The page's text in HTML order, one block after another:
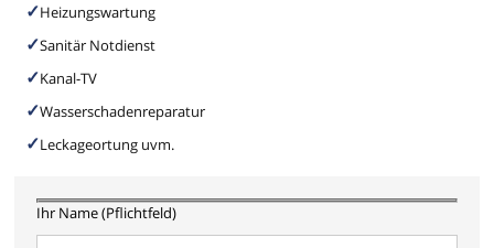
Heizungswartung
Sanitär Notdienst
Kanal-TV
Wasserschadenreparatur
Leckageortung uvm.
Ihr Name (Pflichtfeld)